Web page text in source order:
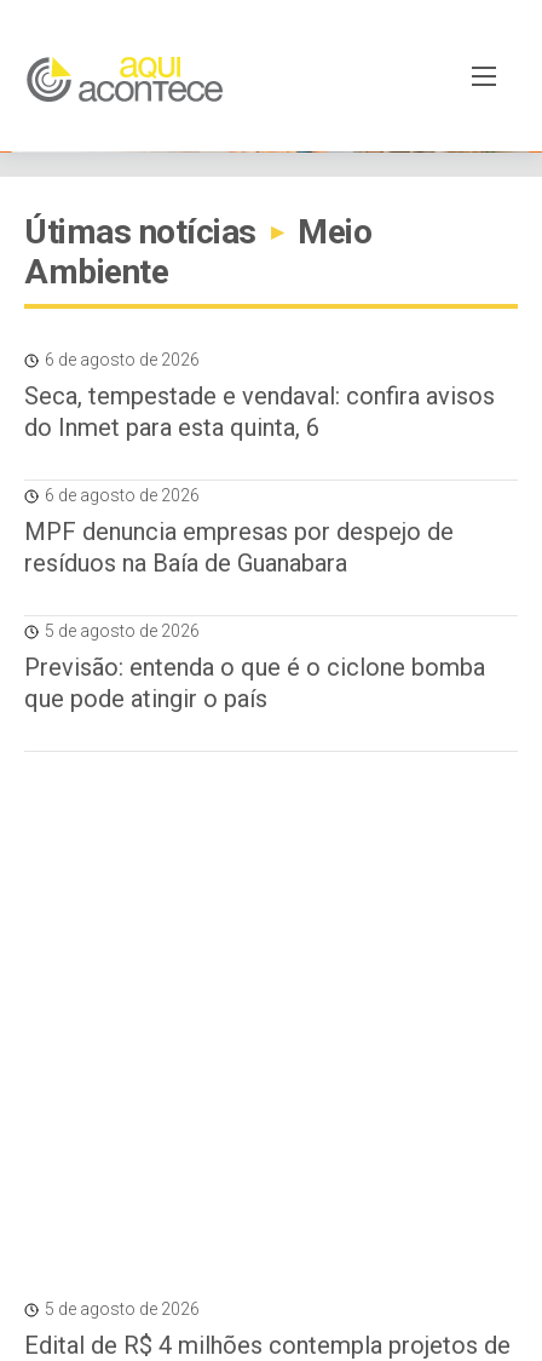
Útimas notícias ▸
Meio
Ambiente
6 de agosto de 2026
Seca, tempestade e vendaval: confira avisos
do Inmet para esta quinta, 6
6 de agosto de 2026
MPF denuncia empresas por despejo de
resíduos na Baía de Guanabara
5 de agosto de 2026
Previsão: entenda o que é o ciclone bomba
que pode atingir o país
5 de agosto de 2026
Edital de R$ 4 milhões contempla projetos de